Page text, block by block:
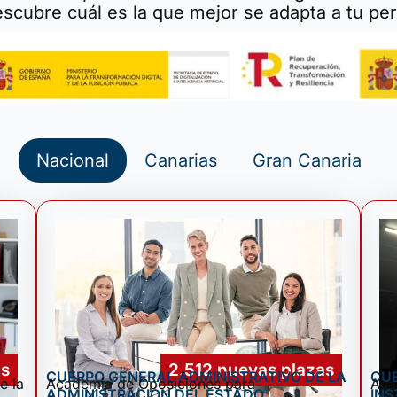
cuál es la que mejor se adapta a tu
Nacional Canarias Gran Canaria
la
2.512 nuevas plazas
CUERPO GENERAL ADMINISTRATIVO DE LA
Academia de Oposiciones para